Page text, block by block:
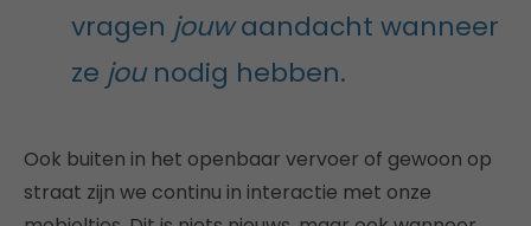
vragen jouwaandacht wanneer
ze jounodig hebben.
Ook buiten in het openbaar vervoer of gewoon op
straat zijn we continu in interactie met onze